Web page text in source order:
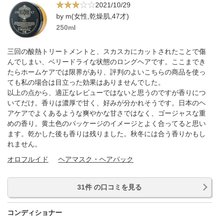
2021/10/29
by m(女性,乾燥肌,47才)
250ml
三回の酸熱トリートメントと、スカスカにカットされたことで傷
んでしまい、ベリードライな状態のロングヘアです。ここまでき
たらホームケアでは限界があり、評判のよいこちらの商品を使っ
ても私の場合は目立った効果はありませんでした。
以上の点から、適正なレビューではないと思うのですが香りにつ
いてだけ。香りは濃厚で甘く、好みが分かれそうです。日本のヘ
アケアでよくあるような爽やかな甘さではなく、ゴージャスな重
めの香り。黄土色のパッケージのイメージとよく合ってると思い
ます。乾かした後も香りは残りました。秋冬には合う香りかもし
れません。
オロフルイド
ヘアマスク・ヘアパック
31件 の口コミを見る
コンディショナー